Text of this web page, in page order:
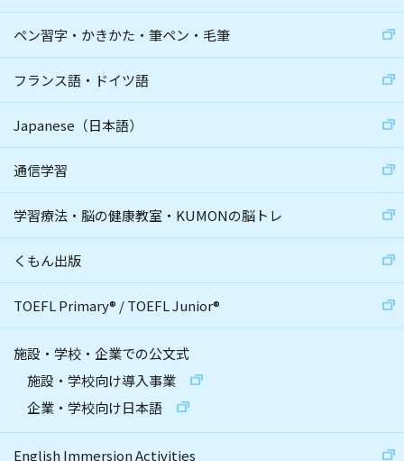
ペン習字・かきかた・筆ペン・毛筆
フランス語・ドイツ語
Japanese（日本語）
通信学習
学習療法・脳の健康教室・KUMONの脳トレ
くもん出版
TOEFL Primary® /TOEFL Junior®
施設・学校・企業での公文式
施設・学校向け導入事業
企業・学校向け日本語
English Immersion Activities